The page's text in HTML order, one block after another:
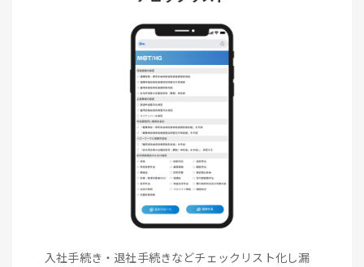
入社手続き・退社手続きなどチェックリスト化し漏